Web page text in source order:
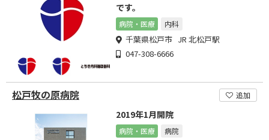
です。
病院・医療 内科
千葉県松戸市 JR 北松戸駅
047-308-6666
松戸牧の原病院 追加
2019年1月開院
病院・医療 病院